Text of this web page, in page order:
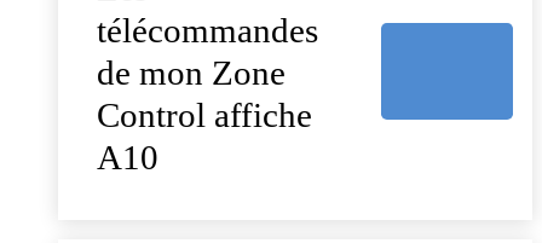
télécommandes
de mon Zone
Control affiche
A10